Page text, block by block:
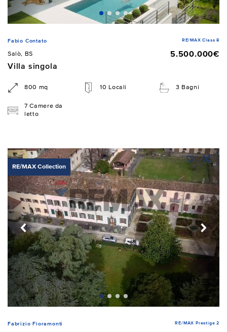
Fabio Contato RE/MAX Class 8
Salò, BS
5.500.000€
Villa singola
800 mq 10 Locali 3 Bagni
7 Camere da
letto
RE/MAX Collection
Fabrizio Fioramonti RE/MAX Prestige 2